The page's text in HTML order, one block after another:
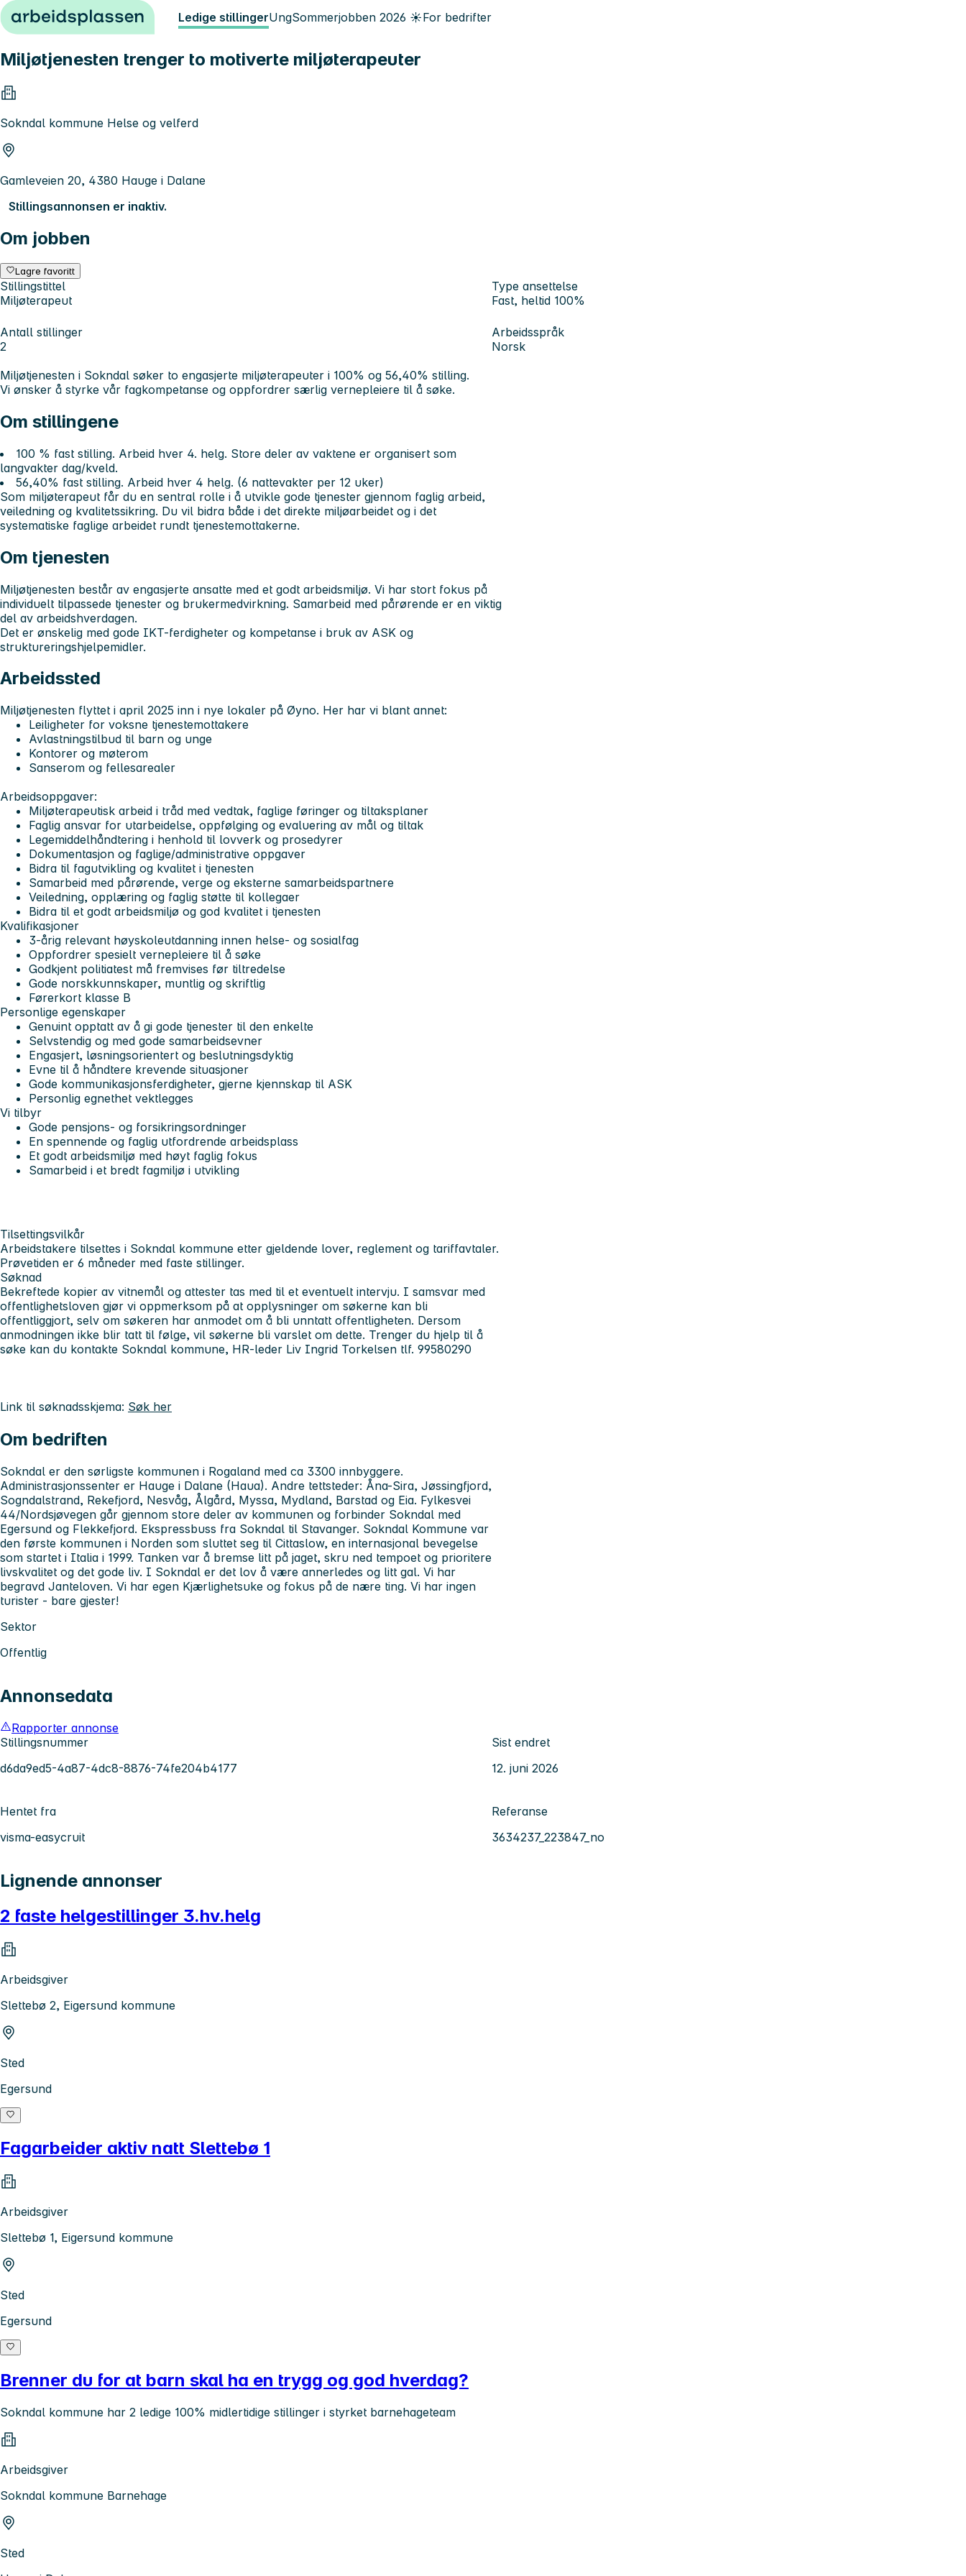
Hopp til innhold Ledige stillingerUngSommerjobben 2026 ☀️For bedrifter
Miljøtjenesten trenger to motiverte miljøterapeuter
Sokndal kommune Helse og velferd
Gamleveien 20, 4380 Hauge i Dalane
Stillingsannonsen er inaktiv.
Om jobben
Lagre favoritt
Stillingstittel
Miljøterapeut
Type ansettelse
Fast, heltid 100%
Antall stillinger
2
Arbeidsspråk
Norsk
Miljøtjenesten i Sokndal søker to engasjerte miljøterapeuter i 100% og 56,40% stilling.
Vi ønsker å styrke vår fagkompetanse og oppfordrer særlig vernepleiere til å søke.
Om stillingene
100 % fast stilling. Arbeid hver 4. helg. Store deler av vaktene er organisert som
langvakter dag/kveld.
56,40% fast stilling. Arbeid hver 4 helg. (6 nattevakter per 12 uker)
Som miljøterapeut får du en sentral rolle i å utvikle gode tjenester gjennom faglig arbeid,
veiledning og kvalitetssikring. Du vil bidra både i det direkte miljøarbeidet og i det
systematiske faglige arbeidet rundt tjenestemottakerne.
Om tjenesten
Miljøtjenesten består av engasjerte ansatte med et godt arbeidsmiljø. Vi har stort fokus på
individuelt tilpassede tjenester og brukermedvirkning. Samarbeid med pårørende er en viktig
del av arbeidshverdagen.
Det er ønskelig med gode IKT-ferdigheter og kompetanse i bruk av ASK og
struktureringshjelpemidler.
Arbeidssted
Miljøtjenesten flyttet i april 2025 inn i nye lokaler på Øyno. Her har vi blant annet:
Leiligheter for voksne tjenestemottakere
Avlastningstilbud til barn og unge
Kontorer og møterom
Sanserom og fellesarealer
Arbeidsoppgaver:
Miljøterapeutisk arbeid i tråd med vedtak, faglige føringer og tiltaksplaner
Faglig ansvar for utarbeidelse, oppfølging og evaluering av mål og tiltak
Legemiddelhåndtering i henhold til lovverk og prosedyrer
Dokumentasjon og faglige/administrative oppgaver
Bidra til fagutvikling og kvalitet i tjenesten
Samarbeid med pårørende, verge og eksterne samarbeidspartnere
Veiledning, opplæring og faglig støtte til kollegaer
Bidra til et godt arbeidsmiljø og god kvalitet i tjenesten
Kvalifikasjoner
3-årig relevant høyskoleutdanning innen helse- og sosialfag
Oppfordrer spesielt vernepleiere til å søke
Godkjent politiatest må fremvises før tiltredelse
Gode norskkunnskaper, muntlig og skriftlig
Førerkort klasse B
Personlige egenskaper
Genuint opptatt av å gi gode tjenester til den enkelte
Selvstendig og med gode samarbeidsevner
Engasjert, løsningsorientert og beslutningsdyktig
Evne til å håndtere krevende situasjoner
Gode kommunikasjonsferdigheter, gjerne kjennskap til ASK
Personlig egnethet vektlegges
Vi tilbyr
Gode pensjons- og forsikringsordninger
En spennende og faglig utfordrende arbeidsplass
Et godt arbeidsmiljø med høyt faglig fokus
Samarbeid i et bredt fagmiljø i utvikling
Tilsettingsvilkår
Arbeidstakere tilsettes i Sokndal kommune etter gjeldende lover, reglement og tariffavtaler.
Prøvetiden er 6 måneder med faste stillinger.
Søknad
Bekreftede kopier av vitnemål og attester tas med til et eventuelt intervju. I samsvar med
offentlighetsloven gjør vi oppmerksom på at opplysninger om søkerne kan bli
offentliggjort, selv om søkeren har anmodet om å bli unntatt offentligheten. Dersom
anmodningen ikke blir tatt til følge, vil søkerne bli varslet om dette. Trenger du hjelp til å
søke kan du kontakte Sokndal kommune, HR-leder Liv Ingrid Torkelsen tlf. 99580290
Link til søknadsskjema: Søk her
Om bedriften
Sokndal er den sørligste kommunen i Rogaland med ca 3300 innbyggere.
Administrasjonssenter er Hauge i Dalane (Haua). Andre tettsteder: Åna-Sira, Jøssingfjord,
Sogndalstrand, Rekefjord, Nesvåg, Ålgård, Myssa, Mydland, Barstad og Eia. Fylkesvei
44/Nordsjøvegen går gjennom store deler av kommunen og forbinder Sokndal med
Egersund og Flekkefjord. Ekspressbuss fra Sokndal til Stavanger. Sokndal Kommune var
den første kommunen i Norden som sluttet seg til Cittaslow, en internasjonal bevegelse
som startet i Italia i 1999. Tanken var å bremse litt på jaget, skru ned tempoet og prioritere
livskvalitet og det gode liv. I Sokndal er det lov å være annerledes og litt gal. Vi har
begravd Janteloven. Vi har egen Kjærlighetsuke og fokus på de nære ting. Vi har ingen
turister - bare gjester!
Sektor
Offentlig
Annonsedata
Rapporter annonse
Stillingsnummer
d6da9ed5-4a87-4dc8-8876-74fe204b4177
Sist endret
12. juni 2026
Hentet fra
visma-easycruit
Referanse
3634237_223847_no
Lignende annonser
2 faste helgestillinger 3.hv.helg
Arbeidsgiver
Slettebø 2, Eigersund kommune
Sted
Egersund
Fagarbeider aktiv natt Slettebø 1
Arbeidsgiver
Slettebø 1, Eigersund kommune
Sted
Egersund
Brenner du for at barn skal ha en trygg og god hverdag?
Sokndal kommune har 2 ledige 100% midlertidige stillinger i styrket barnehageteam
Arbeidsgiver
Sokndal kommune Barnehage
Sted